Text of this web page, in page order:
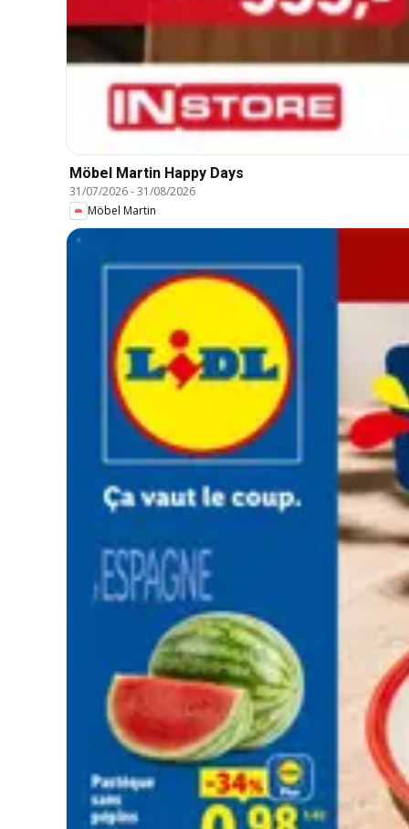
Möbel Martin Happy Days
31/07/2026-31/08/2026
Möbel Martin